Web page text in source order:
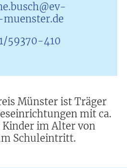
Münster ist Träger
mit ca.
im Alter von
Schuleintritt.
59370-410